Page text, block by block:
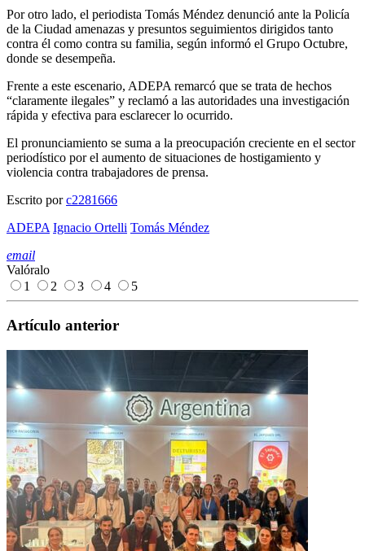
Por otro lado, el periodista Tomás Méndez denunció ante la Policía
de la Ciudad amenazas y presuntos seguimientos dirigidos tanto
contra él como contra su familia, según informó el Grupo Octubre,
donde se desempeña.
Frente a este escenario, ADEPA remarcó que se trata de hechos
“claramente ilegales” y reclamó a las autoridades una investigación
rápida y efectiva para esclarecer lo ocurrido.
El pronunciamiento se suma a la preocupación creciente en el sector
periodístico por el aumento de situaciones de hostigamiento y
violencia contra trabajadores de prensa.
Escrito porc2281666
ADEPA Ignacio Ortelli Tomás Méndez
email
Valóralo
1
2 3 4 5
Artículo anterior